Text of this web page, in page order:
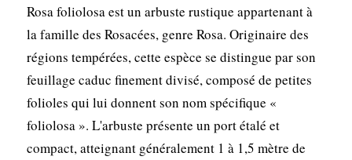
Rosa foliolosa est un arbuste rustique appartenant à
la famille des Rosacées, genre Rosa. Originaire des
régions tempérées, cette espèce se distingue par son
feuillage caduc finement divisé, composé de petites
folioles qui lui donnent son nom spécifique «
foliolosa ». L'arbuste présente un port étalé et
compact, atteignant généralement 1 à 1,5 mètre de